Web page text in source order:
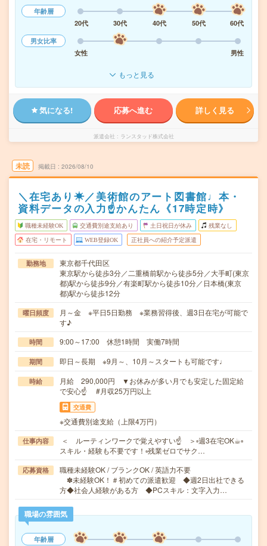
年齢層
20代
30代 40代 50代
60代
男女比率
女性
男性
もっと見る
気になる! 応募へ進む 詳しく見る
派遣会社 ランスタッド株式会社
未読 掲載日 2026/08/10
＼在宅あり☀／美術館のアート図書館♩本・
資料データの入力☝かんたん《17時定時》
職種未経験OK 交通費別途支給あり 土日祝日が休み 残業なし
在宅・リモート WEB登録OK 正社員への紹介予定派遣
勤務地
東京都千代田区
東京駅から徒歩3分／二重橋前駅から徒歩5分／大手町(東京
都)駅から徒歩9分／有楽町駅から徒歩10分／日本橋(東京
都)駅から徒歩12分
曜日頻度
月～金 ※平日5日勤務 ※業務習得後、週3日在宅が可能で
す♪
時間 9:00～17:00 休憩1時間 実働7時間
期間 即日～長期 ※9月～、10月～スタートも可能です♩
時給
月給 290,000円 ▼お休みが多い月でも安定した固定給
で安心☝ #月収25万円以上
交通費
※交通費別途支給（上限4万円）
仕事内容
＜ ルーティンワークで覚えやすい☝ ＞▫週3在宅OK☕︎▫
スキル・経験も不要です！▫残業ゼロでサク…
応募資格
職種未経験OK / ブランクOK / 英語力不要
✽未経験OK！＃初めての派遣歓迎 ◆週2日出社できる
方◆社会人経験がある方 ◆PCスキル：文字入力…
職場の雰囲気
年齢層